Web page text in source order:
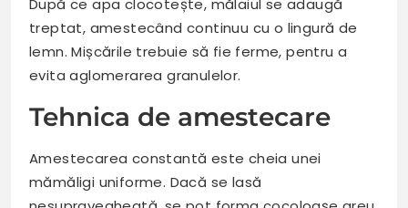
După ce apa clocotește, mălaiul se adaugă
treptat, amestecând continuu cu o lingură de
lemn. Mișcările trebuie să fie ferme, pentru a
evita aglomerarea granulelor.
Tehnica de amestecare
Amestecarea constantă este cheia unei
mămăligi uniforme. Dacă se lasă